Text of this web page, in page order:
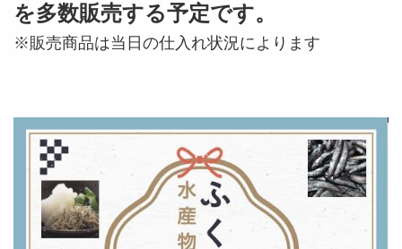
を多数販売する予定です。
※販売商品は当日の仕入れ状況によります